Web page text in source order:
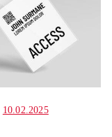
10.02.2025